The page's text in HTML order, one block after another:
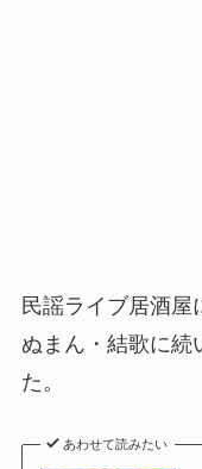
民謡ライブ居酒屋
ぬまん・結歌に続
た。
あわせて読みたい